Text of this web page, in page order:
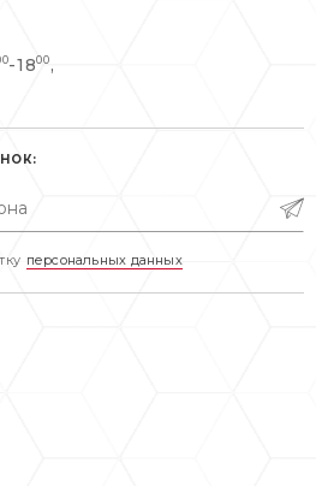
-1800 ,
персональных данных